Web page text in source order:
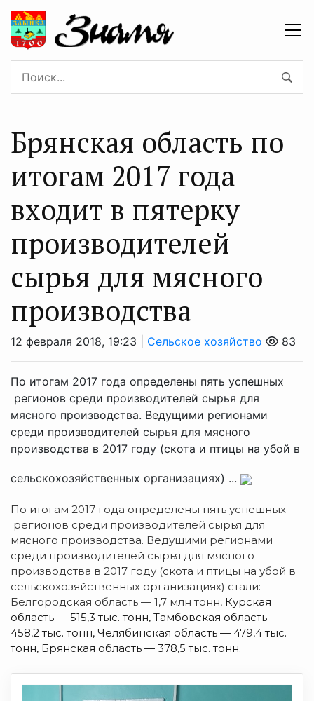
Брянская область по
итогам 2017 года
входит в пятерку
производителей
сырья для мясного
производства
12 февраля 2018, 19:23 | Сельское хозяйство 83
По итогам 2017 года определены пять успешных
регионов среди производителей сырья для
мясного производства. Ведущими регионами
среди производителей сырья для мясного
производства в 2017 году (скота и птицы на убой в
сельскохозяйственных организациях) ...
По итогам 2017 года определены пять успешных
регионов среди производителей сырья для
мясного производства. Ведущими регионами
среди производителей сырья для мясного
производства в 2017 году (скота и птицы на убой в
сельскохозяйственных организациях) стали:
Белгородская область — 1,7 млн тонн, Курская
область — 515,3 тыс. тонн, Тамбовская область —
458,2 тыс. тонн, Челябинская область — 479,4 тыс.
тонн, Брянская область — 378,5 тыс. тонн.